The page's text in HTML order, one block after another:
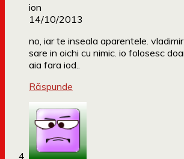
ion
14/10/2013
no, iar te inseala aparentele.
sare in oichi cu nimic. io folosesc
aia fara iod..
Răspunde